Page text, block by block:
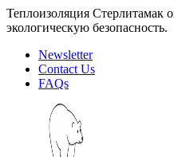
Теплоизоляция Стерлитамак
экологическую безопасность.
Newsletter
Contact Us
FAQs